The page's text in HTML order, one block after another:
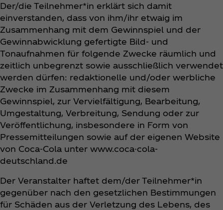
Der/die Teilnehmer*in erklärt sich damit
einverstanden, dass von ihm/ihr etwaig im
Zusammenhang mit dem Gewinnspiel und der
Gewinnabwicklung gefertigte Bild- und
Tonaufnahmen für folgende Zwecke räumlich und
zeitlich unbegrenzt sowie ausschließlich verwendet
werden dürfen: redaktionelle und/oder werbliche
Zwecke im Zusammenhang mit diesem
Gewinnspiel, zur Vervielfältigung, Bearbeitung,
Umgestaltung, Verbreitung, Sendung oder zur
Veröffentlichung, insbesondere in Form von
Pressemitteilungen sowie auf der eigenen Website
von Coca‑Cola unter www.coca-cola-
deutschland.de
Der Veranstalter haftet dem/der Teilnehmer*in
gegenüber nach den gesetzlichen Bestimmungen
für Schäden aus der Verletzung des Lebens, des